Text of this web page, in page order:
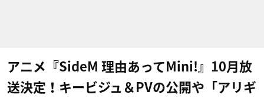
アニメ『SideM 理由あってMini!』10月放
送決定！キービジュ＆PVの公開や「アリギ